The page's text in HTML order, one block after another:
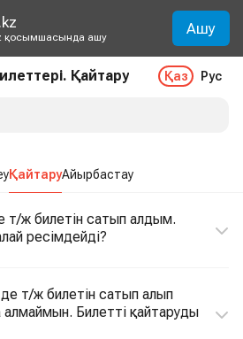
қосымшасында ашу Ашу
Қайтару Қаз Рус
ҚайтаруАйырбастау
т/ж билетін сатып алдым.
ресімдейді?
т/ж билетін сатып алып
алмаймын. Билетті қайтаруды